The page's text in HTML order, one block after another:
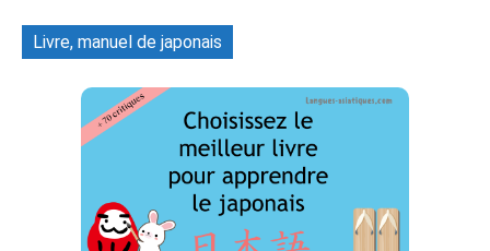
Livre, manuel de japonais